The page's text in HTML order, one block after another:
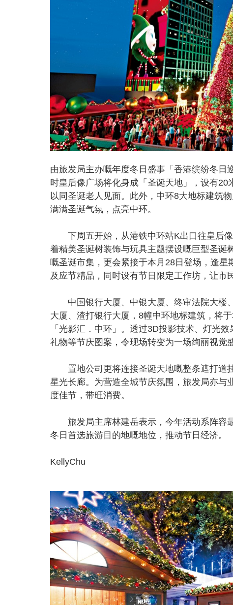
由旅发局主办嘅年度冬日盛事「香港缤纷冬
时皇后像广场将化身成「圣诞天地」，设有
以同圣诞老人见面。此外，中环8大地标建筑
满满圣诞气氛，点亮中环。
下周五开始，从港铁中环站K出口往皇后像
着精美圣诞树装饰与玩具主题摆设嘅巨型圣诞
嘅圣诞市集，更会紧接于本月28日登场，逢
及应节精品，同时设有节日限定工作坊，让市
中国银行大厦、中银大厦、终审法院大楼
大厦、渣打银行大厦，8幢中环地标建筑，将
「光影汇．中环」。透过3D投影技术、灯光
礼物等节庆图案，令现场转变为一场绚丽视觉
置地公司更将连接圣诞天地嘅整条遮打道
星光长廊。为营造全城节庆氛围，旅发局亦与
度佳节，带旺消费。
旅发局主席林建岳表示，今年活动系阵容
冬日首选旅游目的地嘅地位，推动节日经济。
KellyChu